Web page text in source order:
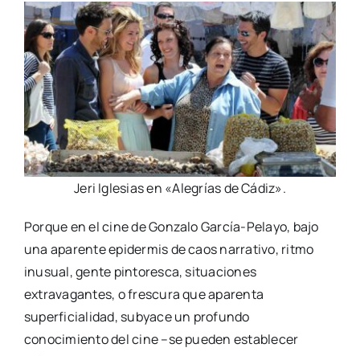
Jeri Iglesias en «Alegrías de Cádiz».
Porque en el cine de Gonzalo García-Pelayo, bajo
una aparente epidermis de caos narrativo, ritmo
inusual, gente pintoresca, situaciones
extravagantes, o frescura que aparenta
superficialidad, subyace un profundo
conocimiento del cine –se pueden establecer